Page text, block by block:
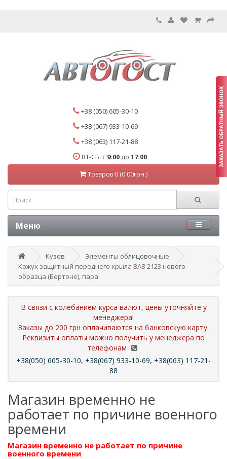
+38 (050) 605-30-10
+38 (067) 933-10-69
+38 (063) 117-21-88
ВТ-СБ: с 9:00 до 17:00
Товаров 0 (0.00грн.)
Меню
Кузов
Элементы облицовочные
Кожух защитный переднего крыла ВАЗ 2123 нового
образца (Бертоне), пара
В связи с колебанием курса валют, цены уточняйте у
менеджера!
Заказы до 200 грн оплачиваются на банковскую карту.
Реквизиты оплаты можно получить у менеджера по
телефонам
+38(050) 605-30-10, +38(067) 933-10-69, +38(063) 117-21-
88
Магазин временно не
работает по причине военного
времени
Магазин временно не работает по причине
военного времени